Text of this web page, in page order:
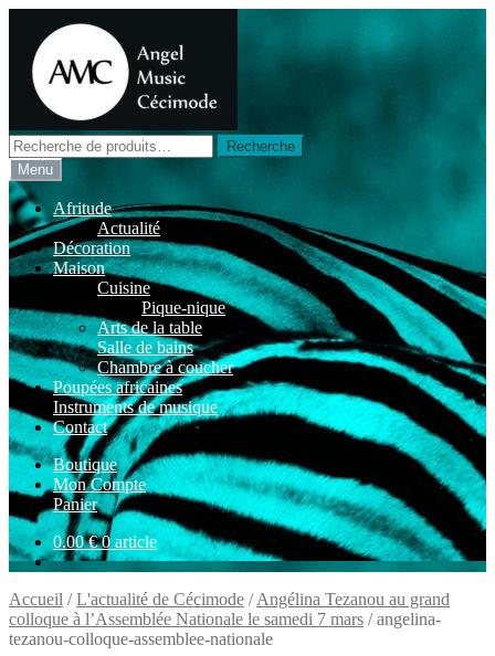
navigation
contenu
Recherche
pour :
Recherche
Menu
Afritude
Actualité
Décoration
Maison
Cuisine
Pique-nique
Arts de la table
Salle de bains
Chambre à coucher
Poupées africaines
Instruments de musique
Contact
Boutique
Mon Compte
Panier
0.00€ 0 article
Accueil /L'actualité de Cécimode /Angélina Tezanou au grand
colloque à l’Assemblée Nationale le samedi 7 mars /angelina-
tezanou-colloque-assemblee-nationale